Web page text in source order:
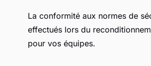
La conformité aux normes de
effectués lors du
pour vos équipes.